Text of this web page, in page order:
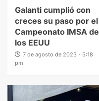
Galanti cumplió con
creces su paso por el
Campeonato IMSA de
los EEUU
7 de agosto de 2023 - 5:18
pm